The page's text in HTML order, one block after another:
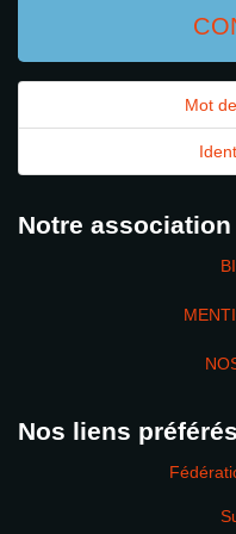
Mot
Notre association
Nos liens préférés